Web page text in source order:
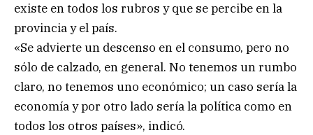
existe en todos los rubros y que se percibe en la
provincia y el país.
«Se advierte un descenso en el consumo, pero no
sólo de calzado, en general. No tenemos un rumbo
claro, no tenemos uno económico; un caso sería la
economía y por otro lado sería la política como en
todos los otros países», indicó.